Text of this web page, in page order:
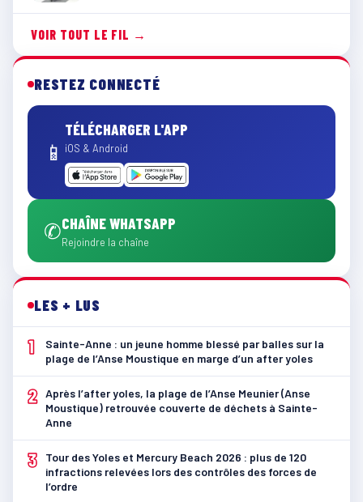
VOIR TOUT LE FIL →
RESTEZ CONNECTÉ
📱
TÉLÉCHARGER L'APP
iOS & Android
✆CHAÎNE WHATSAPP
Rejoindre la chaîne
LES + LUS
1
Sainte-Anne : un jeune homme blessé par balles sur la
plage de l’Anse Moustique en marge d’un after yoles
2 Après l’after yoles, la plage de l’Anse Meunier (Anse
Moustique) retrouvée couverte de déchets à Sainte-
Anne
3
Tour des Yoles et Mercury Beach 2026 : plus de 120
infractions relevées lors des contrôles des forces de
l’ordre